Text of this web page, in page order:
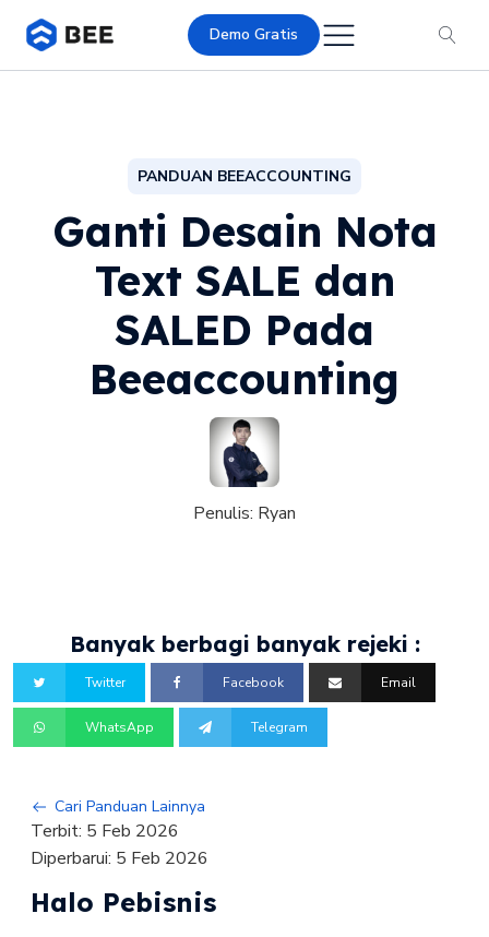
Demo Gratis
PANDUAN BEEACCOUNTING
Ganti Desain Nota
Text SALE dan
SALED Pada
Beeaccounting
Penulis: Ryan
Banyak berbagi banyak rejeki :
Twitter Facebook Email
WhatsApp Telegram
Cari Panduan Lainnya
Terbit: 5 Feb 2026
Diperbarui: 5 Feb 2026
Halo Pebisnis